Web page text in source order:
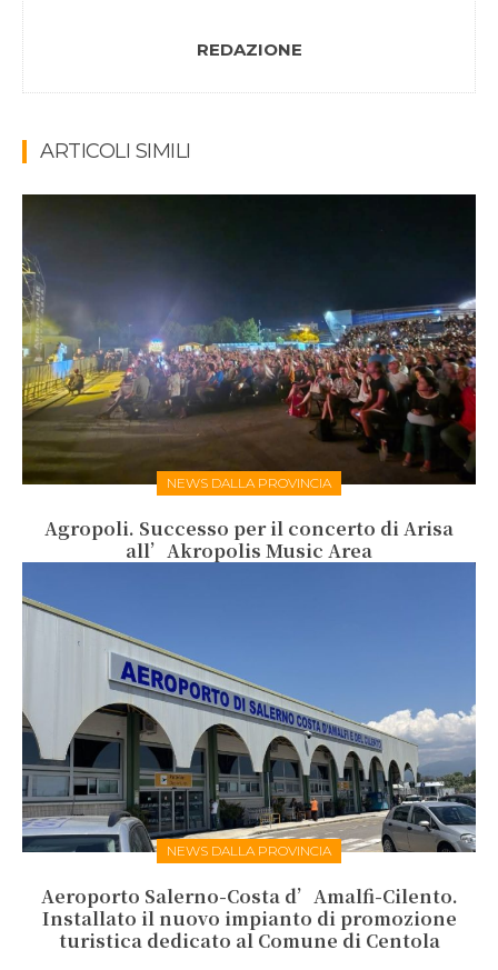
REDAZIONE
ARTICOLI SIMILI
NEWS DALLA PROVINCIA
Agropoli. Successo per il concerto di Arisa
all’Akropolis Music Area
NEWS DALLA PROVINCIA
Aeroporto Salerno-Costa d’Amalfi-Cilento.
Installato il nuovo impianto di promozione
turistica dedicato al Comune di Centola